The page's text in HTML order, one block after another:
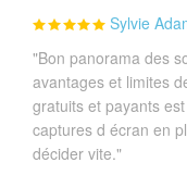
Sylvie
"Bon panorama des
avantages et limites
gratuits et payants
captures d écran en
décider vite."